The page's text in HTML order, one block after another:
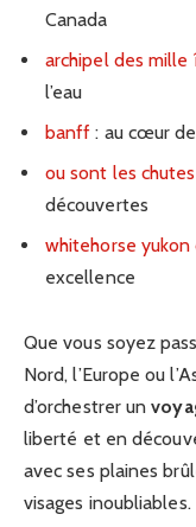
Canada
archipel des mille
l’eau
banff : au cœur
ou sont les
découvertes
whitehorse yukon
excellence
Que vous soyez
Nord, l’Europe ou
d’orchestrer un
liberté et en
avec ses plaines
visages inoubliables.